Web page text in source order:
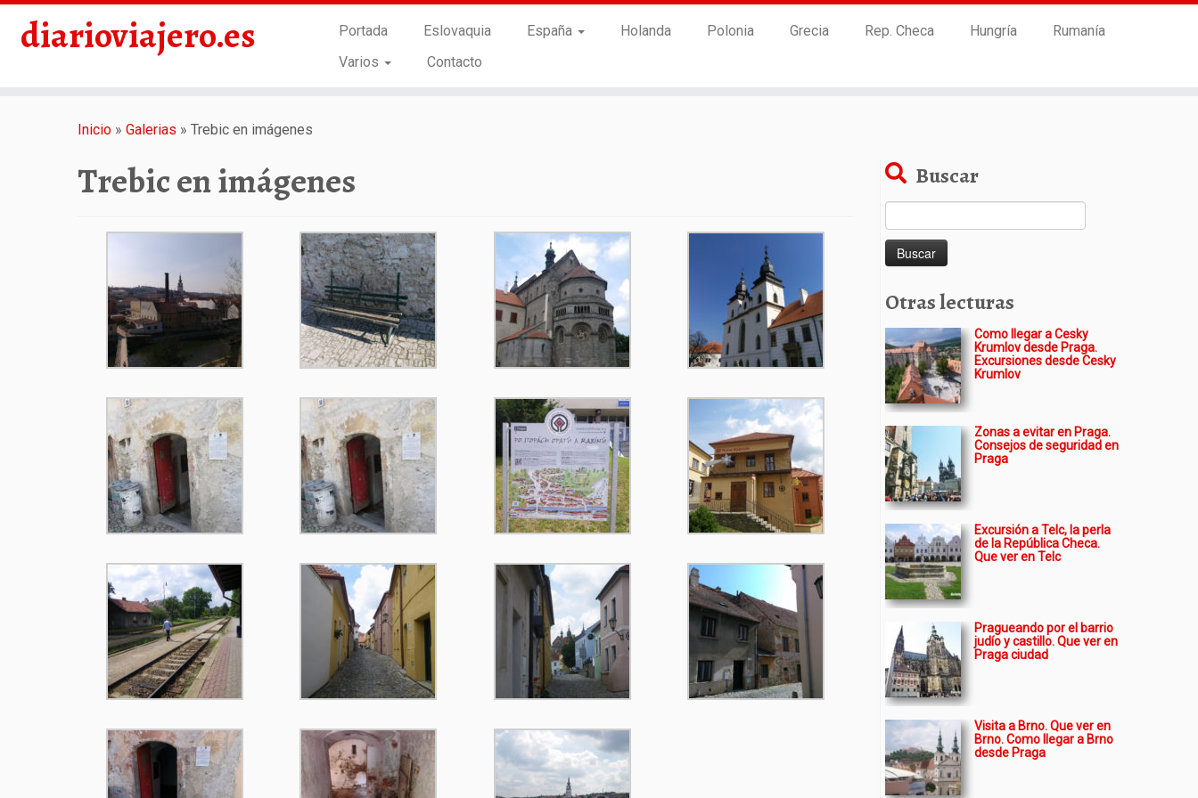
diarioviajero.es Portada Eslovaquia España Holanda Polonia Grecia Rep. Checa Hungría
Rumanía
Varios
Contacto
Inicio » Galerias » Trebic en imágenes
Trebic en imágenes Buscar
Otras lecturas
Como llegar a Cesky
Krumlov desde Praga.
Excursiones desde Cesky
Krumlov
Zonas a evitar en Praga.
Consejos de seguridad en
Praga
Excursión a Telc, la perla
de la República Checa.
Que ver en Telc
Pragueando por el barrio
judío y castillo. Que ver en
Praga ciudad
Visita a Brno. Que ver en
Brno. Como llegar a Brno
desde Praga